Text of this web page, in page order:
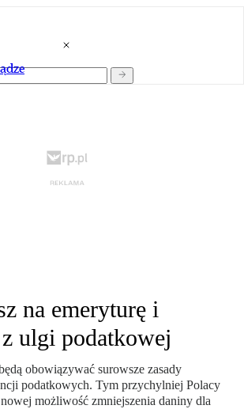
na emeryturę i
ulgi podatkowej
obowiązywać surowsze zasady
podatkowych. Tym przychylniej Polacy
możliwość zmniejszenia daniny dla